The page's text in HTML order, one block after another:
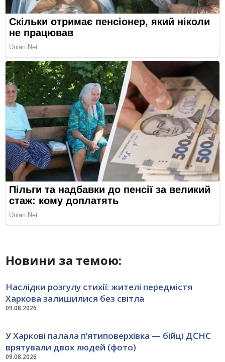
Новини за темою:
09.08.2026
Наслідки розгулу стихії: жителі передмістя
Харкова залишилися без світла
09.08.2026
У Харкові палала п’ятиповерхівка — бійці ДСНС
врятували двох людей (фото)